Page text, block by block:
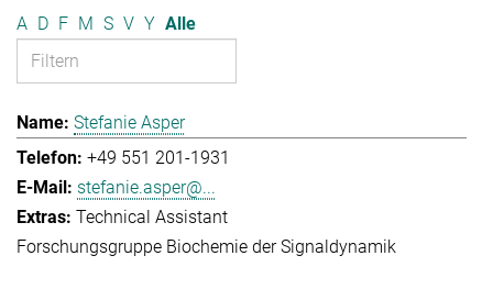
A D F M S V Y Alle
Stefanie Asper
+49 551 201-1931
stefanie.asper@...
Technical Assistant
Forschungsgruppe Biochemie der Signaldynamik